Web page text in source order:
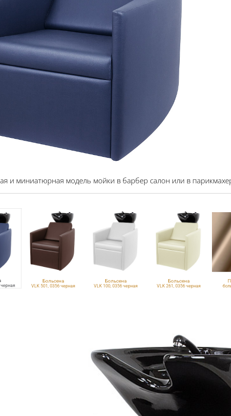
и миниатюрная модель мойки в барбер салон или в
черная
Больсена
VLK 501, 0356 черная
Больсена
VLK 100, 0356 черная
Больсена
VLK 261, 0356 черная